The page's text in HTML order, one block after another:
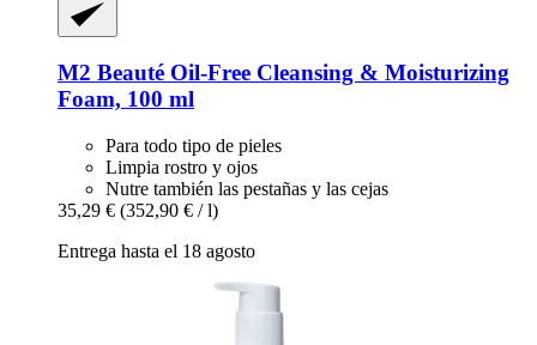
M2 Beauté Oil-​Free Cleansing & Moisturizing
Foam, 100 ml
Para todo tipo de pieles
Limpia rostro y ojos
Nutre también las pestañas y las cejas
35,29 € (352,90 € / l)
Entrega hasta el 18 agosto